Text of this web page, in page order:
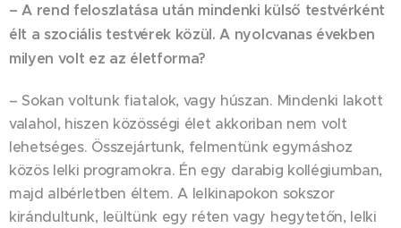
– A rend feloszlatása után mindenki külső testvérként
élt a szociális testvérek közül. A nyolcvanas években
milyen volt ez az életforma?
– Sokan voltunk fiatalok, vagy húszan. Mindenki lakott
valahol, hiszen közösségi élet akkoriban nem volt
lehetséges. Összejártunk, felmentünk egymáshoz
közös lelki programokra. Én egy darabig kollégiumban,
majd albérletben éltem. A lelkinapokon sokszor
kirándultunk, leültünk egy réten vagy hegytetőn, lelki